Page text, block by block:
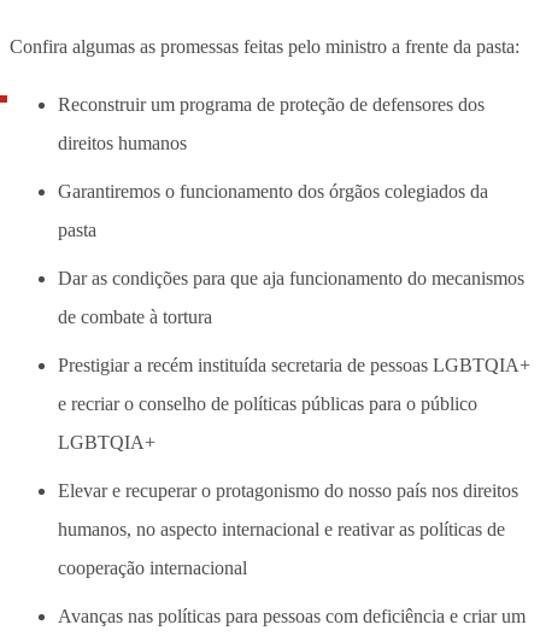
Confira algumas as promessas feitas pelo ministro a frente da pasta:
Reconstruir um programa de proteção de defensores dos
direitos humanos
Garantiremos o funcionamento dos órgãos colegiados da
pasta
Dar as condições para que aja funcionamento do mecanismos
de combate à tortura
Prestigiar a recém instituída secretaria de pessoas LGBTQIA+
e recriar o conselho de políticas públicas para o público
LGBTQIA+
Elevar e recuperar o protagonismo do nosso país nos direitos
humanos, no aspecto internacional e reativar as políticas de
cooperação internacional
Avanças nas políticas para pessoas com deficiência e criar um